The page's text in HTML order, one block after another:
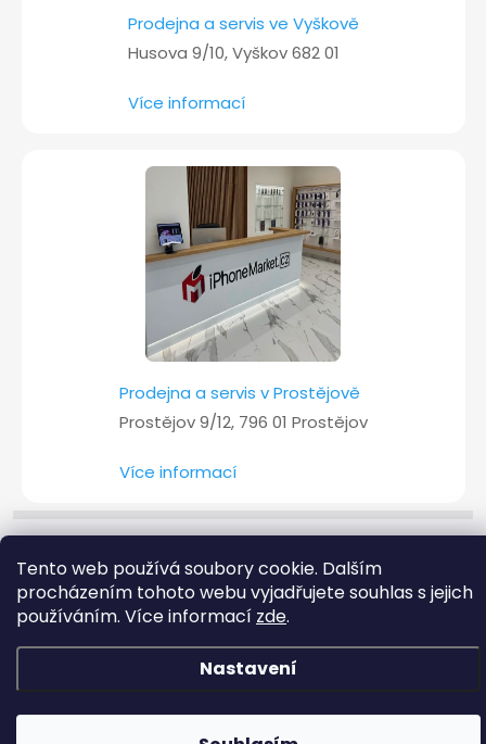
Tento web používá soubory cookie. Dalším
procházením tohoto webu vyjadřujete souhlas s jejich
používáním. Více informací zde.
Nastavení
Prodejna a servis ve Vyškově
Husova 9/10, Vyškov 682 01
Více informací
Prodejna a servis v Prostějově
Prostějov 9/12, 796 01 Prostějov
Více informací
Vytvořil Shoptet
Copyright 2026iPhoneMarket.cz. Všechna práva vyhrazena.